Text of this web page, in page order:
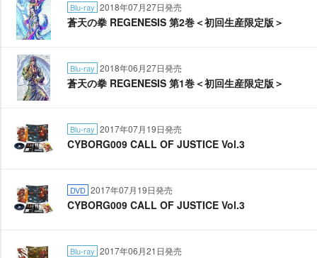
Blu-ray 2018年07月27日発売
蒼天の拳 REGENESIS 第2巻＜初回生産限定版＞
Blu-ray 2018年06月27日発売
蒼天の拳 REGENESIS 第1巻＜初回生産限定版＞
Blu-ray 2017年07月19日発売
CYBORG009 CALL OF JUSTICE Vol.3
DVD 2017年07月19日発売
CYBORG009 CALL OF JUSTICE Vol.3
Blu-ray 2017年06月21日発売